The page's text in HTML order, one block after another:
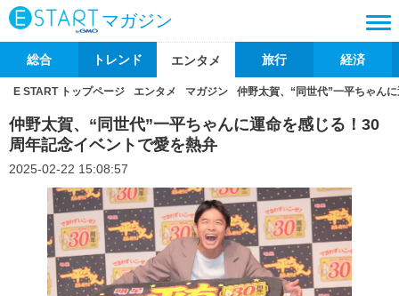
マガジン
総合 トレンド エンタメ 旅行 経済
E START トップページ エンタメ マガジン 仲野太賀、“同世代”一平ちゃん
仲野太賀、“同世代”一平ちゃんに運命を感じる！30
周年記念イベントで愛を熱弁
2025-02-22 15:08:57